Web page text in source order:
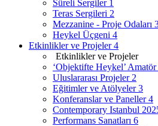
Süreli Sergiler 1
Teras Sergileri 2
Mezzanine - Proje Odaları
Heykel Üçgeni 4
Etkinlikler ve Projeler 4
Etkinlikler ve Projeler
‘Objektifte Heykel’
Uluslararası Projeler 2
Eğitimler ve Atölyeler 3
Konferanslar ve Paneller 4
Contemporary Istanbul
Performans Sanatları 6